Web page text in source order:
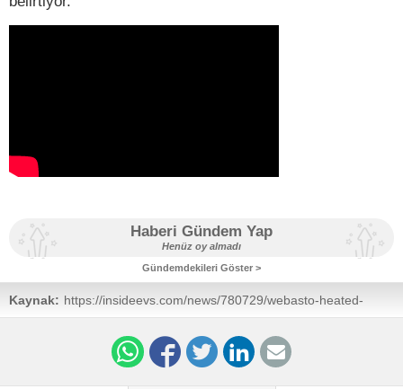
Haberi Gündem Yap
Henüz oy almadı
Gündemdekileri Göster >
Kaynak: https://insideevs.com/news/780729/webasto-heated-
chiller-ev-battery-heater-cooler/